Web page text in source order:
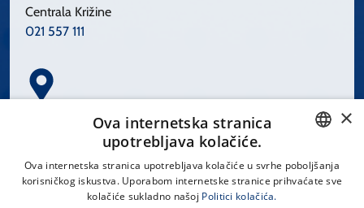
Centrala Križine
021 557 111
Spinčićeva 1, 21000 Split
CROATIAN
×
Ova internetska stranica
upotrebljava kolačiće.
Ova internetska stranica upotrebljava kolačiće u svrhe poboljšanja
korisničkog iskustva. Uporabom internetske stranice prihvaćate sve
kolačiće sukladno našoj Politici kolačića.